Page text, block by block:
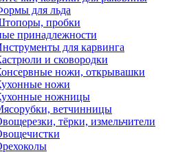
для льда
пробки
принадлежности
для карвинга
и сковородки
ножи, открывашки
ножи
ножницы
ветчинницы
тёрки, измельчители